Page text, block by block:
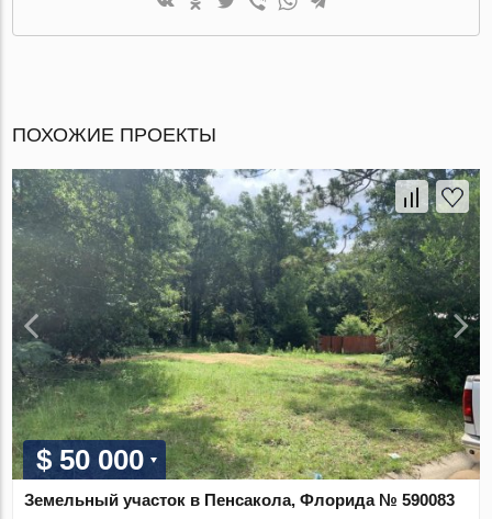
ПОХОЖИЕ ПРОЕКТЫ
$ 50 000
Земельный участок в Пенсакола, Флорида № 590083